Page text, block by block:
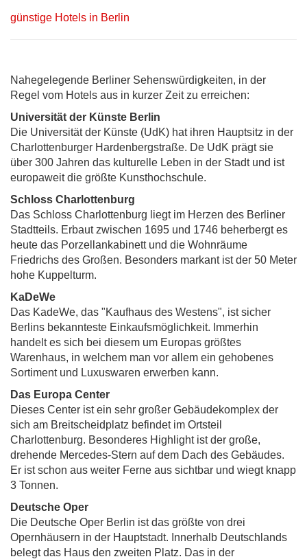
günstige Hotels in Berlin
Nahegelegende Berliner Sehenswürdigkeiten, in der
Regel vom Hotels aus in kurzer Zeit zu erreichen:
Universität der Künste Berlin
Die Universität der Künste (UdK) hat ihren Hauptsitz in der
Charlottenburger Hardenbergstraße. De UdK prägt sie
über 300 Jahren das kulturelle Leben in der Stadt und ist
europaweit die größte Kunsthochschule.
Schloss Charlottenburg
Das Schloss Charlottenburg liegt im Herzen des Berliner
Stadtteils. Erbaut zwischen 1695 und 1746 beherbergt es
heute das Porzellankabinett und die Wohnräume
Friedrichs des Großen. Besonders markant ist der 50 Meter
hohe Kuppelturm.
KaDeWe
Das KadeWe, das "Kaufhaus des Westens", ist sicher
Berlins bekannteste Einkaufsmöglichkeit. Immerhin
handelt es sich bei diesem um Europas größtes
Warenhaus, in welchem man vor allem ein gehobenes
Sortiment und Luxuswaren erwerben kann.
Das Europa Center
Dieses Center ist ein sehr großer Gebäudekomplex der
sich am Breitscheidplatz befindet im Ortsteil
Charlottenburg. Besonderes Highlight ist der große,
drehende Mercedes-Stern auf dem Dach des Gebäudes.
Er ist schon aus weiter Ferne aus sichtbar und wiegt knapp
3 Tonnen.
Deutsche Oper
Die Deutsche Oper Berlin ist das größte von drei
Opernhäusern in der Hauptstadt. Innerhalb Deutschlands
belegt das Haus den zweiten Platz. Das in der